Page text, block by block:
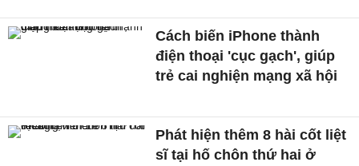
Cách biến iPhone thành
điện thoại 'cục gạch', giúp
trẻ cai nghiện mạng xã hội
Phát hiện thêm 8 hài cốt liệt
sĩ tại hố chôn thứ hai ở